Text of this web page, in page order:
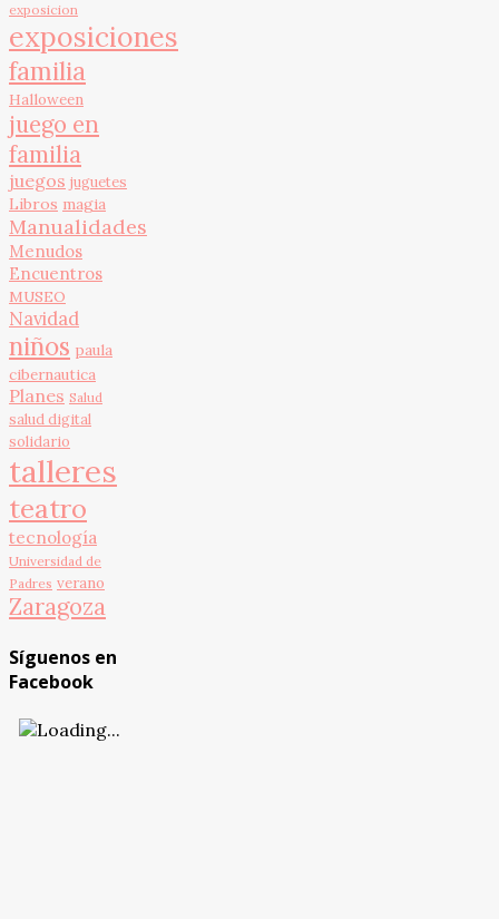
exposicion
exposiciones
familia
Halloween
juego en
familia
juegos juguetes
Libros magia
Manualidades
Menudos
Encuentros
MUSEO
Navidad
niños paula
cibernautica
Planes Salud
salud digital
solidario
talleres
teatro
tecnología
Universidad de
Padres verano
Zaragoza
Síguenos en
Facebook